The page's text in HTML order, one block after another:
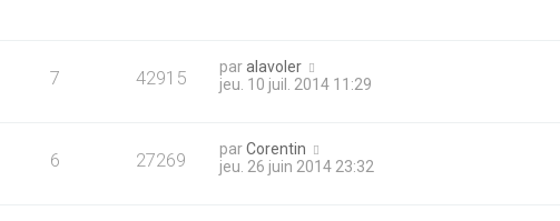
7 42915 paralavoler
jeu. 10 juil. 2014 11:29
6 27269 parCorentin
jeu. 26 juin 2014 23:32